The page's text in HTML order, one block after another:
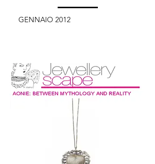
GENNAIO 2012